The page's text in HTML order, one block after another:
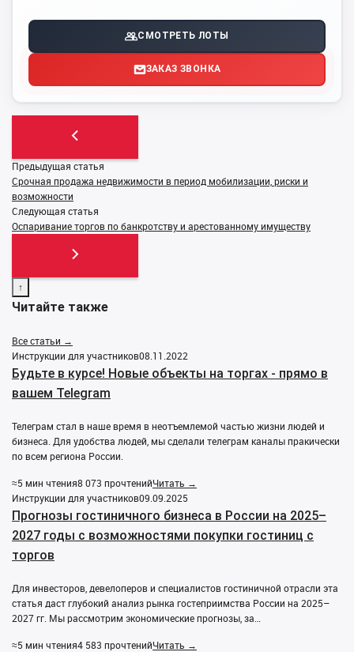
СМОТРЕТЬ ЛОТЫ
ЗАКАЗ ЗВОНКА
Предыдущая статья
Срочная продажа недвижимости в период мобилизации, риски и
возможности
Следующая статья
Оспаривание торгов по банкротству и арестованному имуществу
↑
Читайте также
Все статьи →
Инструкции для участников08.11.2022
Будьте в курсе! Новые объекты на торгах - прямо в
вашем Telegram
Телеграм стал в наше время в неотъемлемой частью жизни людей и
бизнеса. Для удобства людей, мы сделали телеграм каналы пракически
по всем региона России.
≈5 мин чтения8 073 прочтенийЧитать →
Инструкции для участников09.09.2025
Прогнозы гостиничного бизнеса в России на 2025–
2027 годы с возможностями покупки гостиниц с
торгов
Для инвесторов, девелоперов и специалистов гостиничной отрасли эта
статья даст глубокий анализ рынка гостеприимства России на 2025–
2027 гг. Мы рассмотрим экономические прогнозы, за…
≈5 мин чтения4 583 прочтенийЧитать →